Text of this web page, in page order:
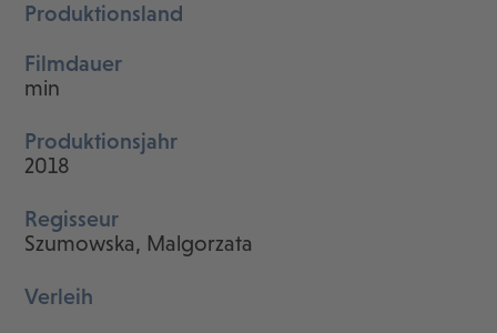
Produktionsland
Filmdauer
min
Produktionsjahr
2018
Regisseur
Szumowska, Malgorzata
Verleih